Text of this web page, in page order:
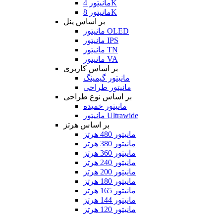
مانیتور 4K
مانیتور 8K
بر اساس پنل
مانیتور OLED
مانیتور IPS
مانیتور TN
مانیتور VA
بر اساس کاربری
مانیتور گیمینگ
مانیتور طراحی
بر اساس نوع طراحی
مانیتور خمیده
مانیتور Ultrawide
بر اساس هرتز
مانیتور 480 هرتز
مانیتور 380 هرتز
مانیتور 360 هرتز
مانیتور 240 هرتز
مانیتور 200 هرتز
مانیتور 180 هرتز
مانیتور 165 هرتز
مانیتور 144 هرتز
مانیتور 120 هرتز